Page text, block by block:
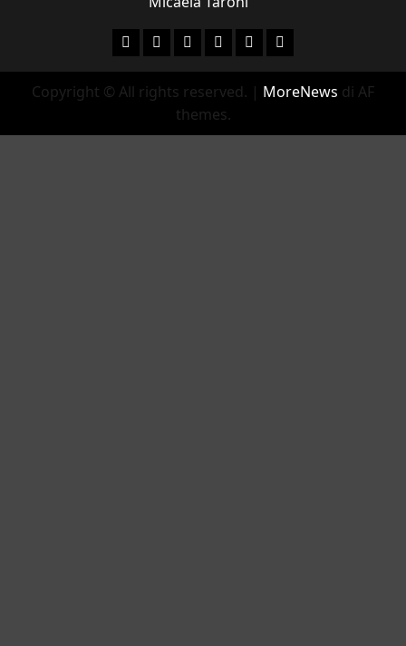
FacebookInstagram
YouTubeTwitterEmailEnte Parco
Copyright © All rights reserved. | MoreNews di AF
themes.